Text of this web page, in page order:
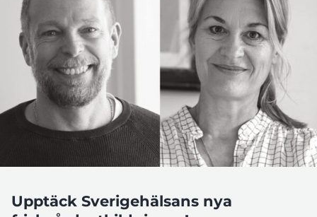
Upptäck Sverigehälsans nya